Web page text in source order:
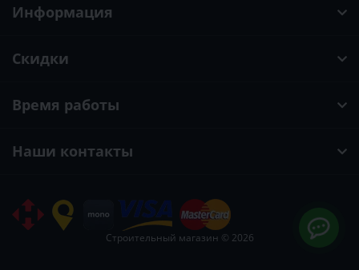
Информация
Скидки
Время работы
Наши контакты
Строительный магазин © 2026